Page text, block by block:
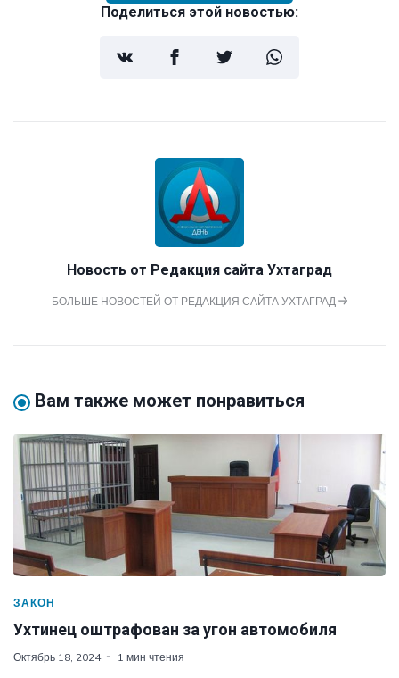
Поделиться этой новостью:
Новость от Редакция сайта Ухтаград
БОЛЬШЕ НОВОСТЕЙ ОТ РЕДАКЦИЯ САЙТА УХТАГРАД
Вам также может понравиться
ЗАКОН
Ухтинец оштрафован за угон автомобиля
Октябрь 18, 2024 1 мин чтения